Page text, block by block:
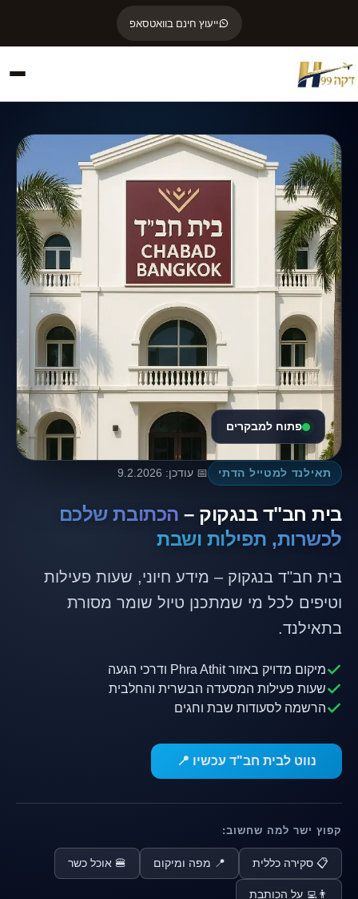
ייעוץ חינם בוואטסאפ
תאילנד למטייל הדתי 📅 עודכן: 9.2.2026
בית חב"ד בנגקוק – הכתובת שלכם
לכשרות, תפילות ושבת
בית חב"ד בנגקוק – מידע חיוני, שעות פעילות
וטיפים לכל מי שמתכנן טיול שומר מסורת
בתאילנד.
מיקום מדויק באזור Phra Athit ודרכי הגעה
שעות פעילות המסעדה הבשרית והחלבית
הרשמה לסעודות שבת וחגים
נווט לבית חב"ד עכשיו 📍
קפוץ ישר למה שחשוב:
📋 סקירה כללית 📍 מפה ומיקום 🍔 אוכל כשר
👨‍💻 על הכותבת
פתוח למבקרים